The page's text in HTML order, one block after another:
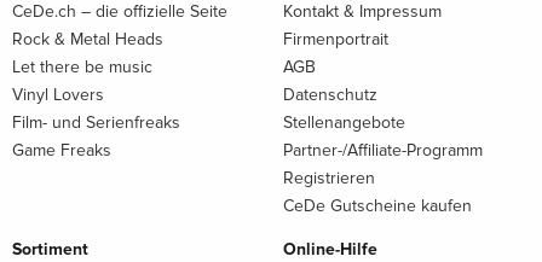
CeDe.ch – die offizielle Seite
Rock & Metal Heads
Let there be music
Vinyl Lovers
Film- und Serienfreaks
Game Freaks
Kontakt & Impressum
Firmenportrait
AGB
Datenschutz
Stellenangebote
Partner-/Affiliate-Programm
Registrieren
CeDe Gutscheine kaufen
Sortiment
Online-Hilfe